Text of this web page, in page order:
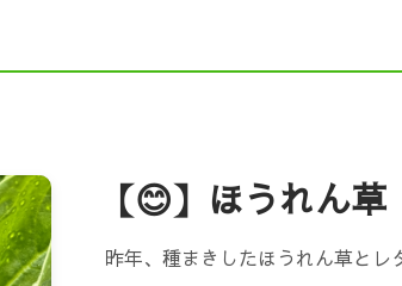
業ガイドブックにいがた（新潟市の就職応
応援サイト『COMPASS（コンパス）』
【😊】ほうれん草
昨年、種まきしたほうれん草とレ